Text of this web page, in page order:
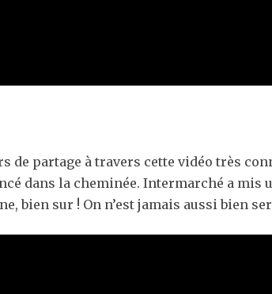
de partage à travers cette vidéo très
dans la cheminée. Intermarché a mis
bien sur ! On n’est jamais aussi bien